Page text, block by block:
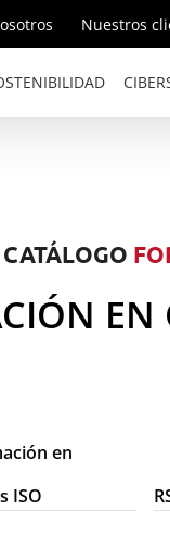
Nuestros
CATÁLOGO
EN
en
ISO